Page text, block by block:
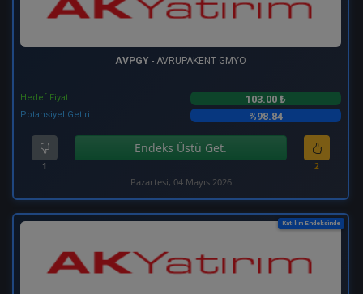
AVPGY - AVRUPAKENT GMYO
Hedef Fiyat 103.00 ₺
Potansiyel Getiri %98.84
1
Endeks Üstü Get.
2
Pazartesi, 04 Mayıs 2026
Katılım Endeksinde